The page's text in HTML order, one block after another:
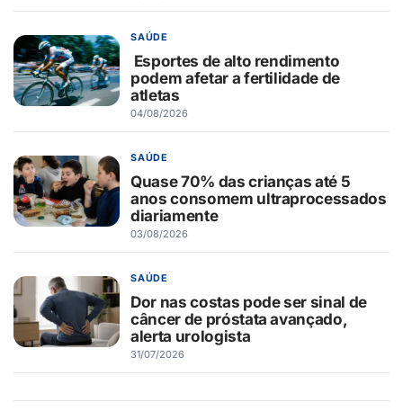
SAÚDE
Esportes de alto rendimento
podem afetar a fertilidade de
atletas
04/08/2026
SAÚDE
Quase 70% das crianças até 5
anos consomem ultraprocessados
diariamente
03/08/2026
SAÚDE
Dor nas costas pode ser sinal de
câncer de próstata avançado,
alerta urologista
31/07/2026